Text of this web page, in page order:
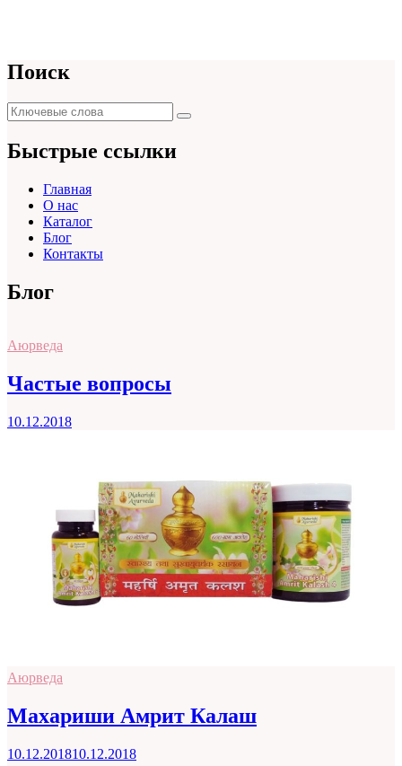
Поиск
Поиск
для:
Поиск
Быстрые ссылки
Главная
О нас
Каталог
Блог
Контакты
Блог
Аюрведа
Частые вопросы
10.12.2018
Аюрведа
Махариши Амрит Калаш
10.12.201810.12.2018